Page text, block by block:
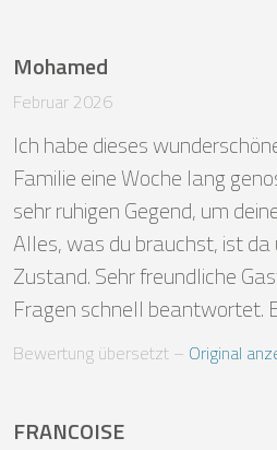
Mohamed
Februar 2026
Ich habe dieses
Familie eine Woche lang
sehr ruhigen Gegend, um
Alles, was du brauchst, ist
Zustand. Sehr freundliche
Fragen schnell beantwortet.
Bewertung übersetzt – Original
FRANCOISE